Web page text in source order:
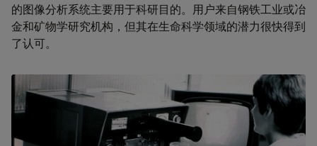
的图像分析系统主要用于科研目的。用户来自钢铁工业或冶
金和矿物学研究机构，但其在生命科学领域的潜力很快得到
了认可。